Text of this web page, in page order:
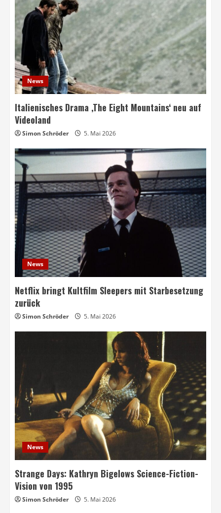
News
Italienisches Drama ‚The Eight Mountains‘ neu auf
Videoland
Simon Schröder 5. Mai 2026
News
Netflix bringt Kultfilm Sleepers mit Starbesetzung
zurück
Simon Schröder 5. Mai 2026
News
Strange Days: Kathryn Bigelows Science-Fiction-
Vision von 1995
Simon Schröder 5. Mai 2026